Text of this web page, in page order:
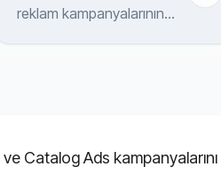
reklam kampanyalarının
Catalog Ads kampanyalarını